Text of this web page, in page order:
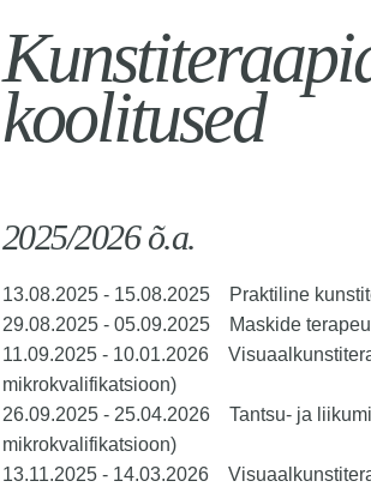
koolitused
2025/2026 õ.a.
13.08.2025 - 15.08.2025 Praktiline
29.08.2025 - 05.09.2025 Maskide
11.09.2025 - 10.01.2026
mikrokvalifikatsioon)
26.09.2025 - 25.04.2026 Tantsu- ja
mikrokvalifikatsioon)
13.11.2025 - 14.03.2026